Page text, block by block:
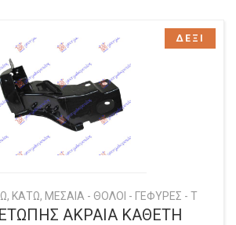
ΚΑΤΩ, ΜΕΣΑΙΑ - ΘΟΛΟΙ - ΓΕΦΥΡΕΣ - Τ
ΑΚΡΑΙΑ ΚΑΘΕΤΗ
ΔΕΞΙ